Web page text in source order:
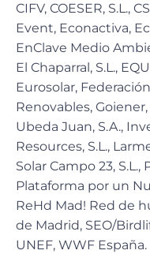
CIFV, COESER, S.L.,
Event, Econactiva,
EnClave Medio
El Chaparral, S.L.,
Eurosolar,
Renovables,
Ubeda Juan, S.A.,
Resources, S.L.,
Solar Campo 23, S.L.,
Plataforma por un
ReHd Mad! Red de
de Madrid, SEO/
UNEF, WWF España.